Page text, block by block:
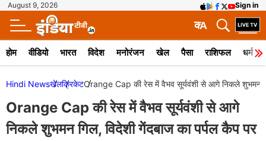
August 9, 2026 Sign in
A
क
होम वीडियो भारत विदेश मनोरंजन खेल पैसा राशिफल धर्म
Hindi Newsखेलक्रिकेटOrange Cap की रेस में वैभव सूर्यवंशी से आगे निकले शुभमन
Orange Cap की रेस में वैभव सूर्यवंशी से आगे
निकले शुभमन गिल, विदेशी गेंदबाज का पर्पल कैप पर